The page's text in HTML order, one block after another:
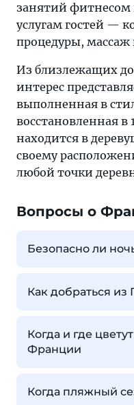
занятий фитнесом
услугам гостей —
процедуры, массаж
Из близлежащих
интерес
выполненная в
восстановленная в
находится в
своему
любой точки
Вопросы о
Безопасно ли
Как добраться
Когда и где
Франции
Когда пляжный